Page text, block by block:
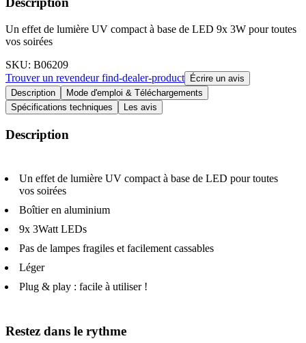
Un effet de lumière UV compact à base de LED 9x 3W pour toutes
vos soirées
SKU: B06209
Trouver un revendeurfind-dealer-product
Écrire un avis
Description
Mode d'emploi & Téléchargements
Spécifications techniques
Les avis
Description
Un effet de lumière UV compact à base de LED pour toutes
vos soirées
Boîtier en aluminium
9x 3Watt LEDs
Pas de lampes fragiles et facilement cassables
Léger
Plug & play : facile à utiliser !
Restez dans le rythme